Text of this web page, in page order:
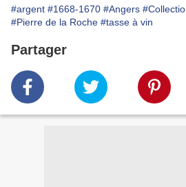
#argent #1668-1670 #Angers
#Pierre de la Roche #tasse à vin
Partager